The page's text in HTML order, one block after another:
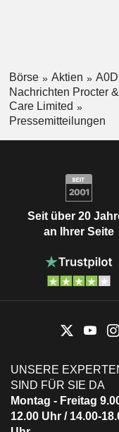
Börse Aktien
Nachrichten Procter
Care Limited
Pressemitteilungen
Seit über 20
an Ihrer Seite
UNSERE
SIND FÜR SIE DA
Montag - Freitag
12.00 Uhr / 14.00-